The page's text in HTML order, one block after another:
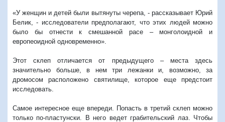
«У женщин и детей были вытянуты черепа, - рассказывает Юрий
Белик, - исследователи предполагают, что этих людей можно
было бы отнести к смешанной расе – монголоидной и
европеоидной одновременно».
Этот склеп отличается от предыдущего – места здесь
значительно больше, в нем три лежанки и, возможно, за
дромосом расположено святилище, которое еще предстоит
исследовать.
Самое интересное еще впереди. Попасть в третий склеп можно
только по-пластунски. В него ведет грабительский лаз. Чтобы